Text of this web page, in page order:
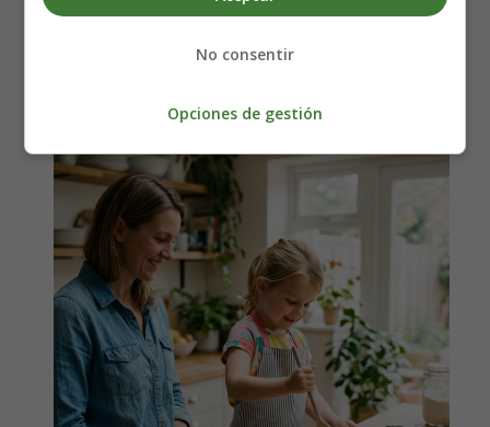
dejar hacer más a tus Hijos
No consentir
Opciones de gestión